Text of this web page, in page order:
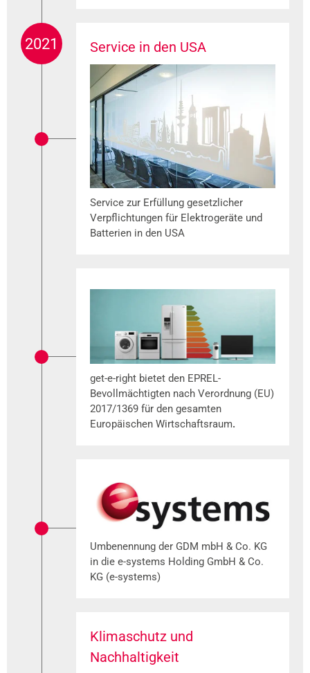
2021 ​​​​​​Service in den USA
​​​​​​Service zur Erfüllung gesetzlicher
Verpflichtungen für Elektrogeräte und
Batterien in den USA
get-e-right bietet den EPREL-
Bevollmächtigten nach Verordnung (EU)
2017/1369 für den gesamten
Europäischen Wirtschaftsraum.
Umbenennung der GDM mbH & Co. KG
in die e-systems Holding GmbH & Co.
KG (e-systems)
Klimaschutz und
Nachhaltigkeit